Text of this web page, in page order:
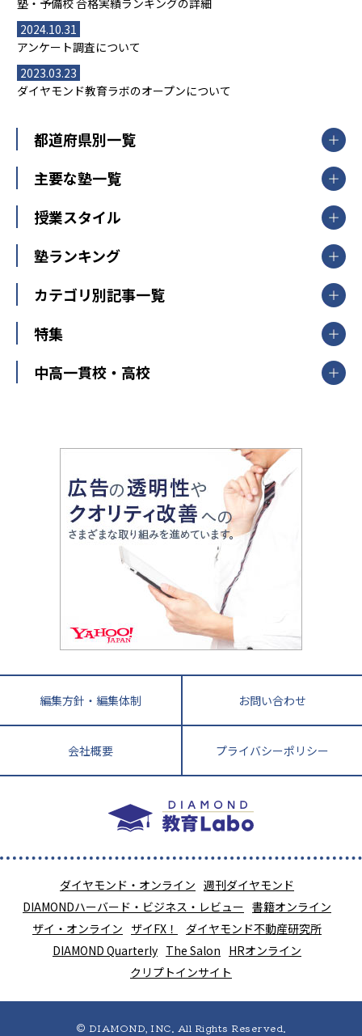
2024.10.31
アンケート調査について
2023.03.23
ダイヤモンド教育ラボのオープンについて
都道府県別一覧
北海道・東北
山形県
福島県
関東
東京都
神奈川県
茨城県
栃木県
群馬県
新潟県
中部
愛知県
静岡県
長野県
大阪府
兵庫県 京都府 奈良県
和歌山県
鳥取県
島根県 岡山県 広島県
香川県
高知県
長崎県 熊本県
鹿児島県 沖縄県
主要な塾一覧
【掲載塾一覧を見る】
東京個別指導学院
明光義塾
個別教室のトライ
武田塾
授業スタイル
個別指導
オンライン指導
塾ランキング
中学受験ランキング
カテゴリ別記事一覧
中学受験
大学受験
教育全般
中学受験に熱心な市区町村ランキング
小学校受験
家庭教師
特集
開成番長直伝！子どもの受験を成功させる方法
運動と遊びを考える
情報Ⅰ、数学が苦手な人注目！最短距離の学力
アップ法
悩み多き「大学受験」相談室
英語・英会話・英検対策
小学校教師が解説！中学受験のリアル
教育ジャーナリストが徹底解説！ 大学受験の羅
中高一貫校・高校
大学入試改革
ママテクエグザム
進化する中高一貫校・高校
編集方針・編集体制 お問い合わせ
会社概要 プライバシーポリシー
ダイヤモンド・オンライン 週刊ダイヤモンド
DIAMONDハーバード・ビジネス・レビュー 書籍オンライン
ザイ・オンライン ザイFX！
ダイヤモンド不動産研究所
DIAMOND Quarterly The Salon HRオンライン
クリプトインサイト
© DIAMOND, INC. All Rights Reserved.